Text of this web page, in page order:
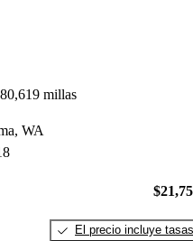
millas
WA
El precio incluye tasas